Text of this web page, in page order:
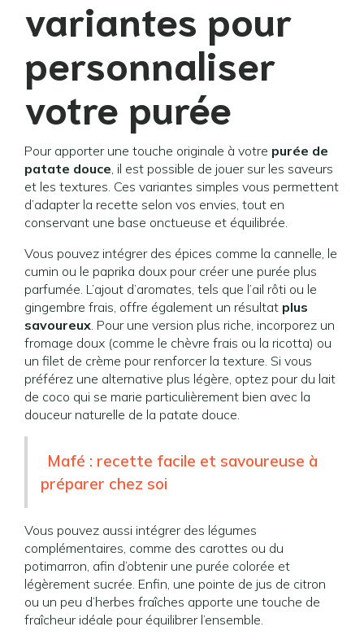
variantes pour
personnaliser
votre purée
Pour apporter une touche originale à votre purée de
patate douce, il est possible de jouer sur les saveurs
et les textures. Ces variantes simples vous permettent
d’adapter la recette selon vos envies, tout en
conservant une base onctueuse et équilibrée.
Vous pouvez intégrer des épices comme la cannelle, le
cumin ou le paprika doux pour créer une purée plus
parfumée. L’ajout d’aromates, tels que l’ail rôti ou le
gingembre frais, offre également un résultat plus
savoureux. Pour une version plus riche, incorporez un
fromage doux (comme le chèvre frais ou la ricotta) ou
un filet de crème pour renforcer la texture. Si vous
préférez une alternative plus légère, optez pour du lait
de coco qui se marie particulièrement bien avec la
douceur naturelle de la patate douce.
Mafé : recette facile et savoureuse à
préparer chez soi
Vous pouvez aussi intégrer des légumes
complémentaires, comme des carottes ou du
potimarron, afin d’obtenir une purée colorée et
légèrement sucrée. Enfin, une pointe de jus de citron
ou un peu d’herbes fraîches apporte une touche de
fraîcheur idéale pour équilibrer l’ensemble.